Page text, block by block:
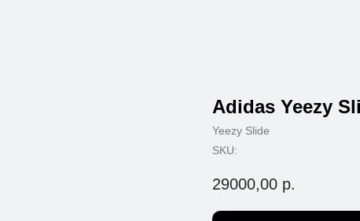
Adidas Yeezy
Yeezy Slide
SKU:
29000,00 р.